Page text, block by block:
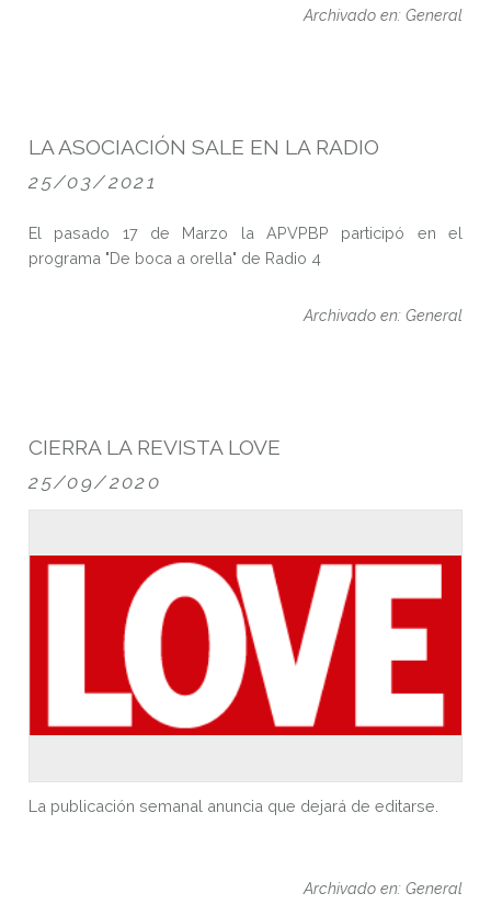
Archivado en: General
25/03/2021
LA ASOCIACIÓN SALE EN LA RADIO
El pasado 17 de Marzo la APVPBP participó en el
programa "De boca a orella" de Radio 4
Archivado en: General
25/09/2020
CIERRA LA REVISTA LOVE
La publicación semanal anuncia que dejará de editarse.
Archivado en: General